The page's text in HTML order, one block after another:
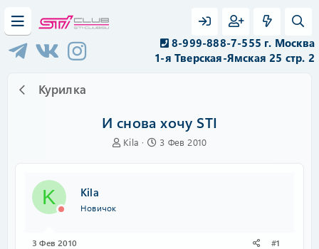
8-999-888-7-555 г. Москва
1-я Тверская-Ямская 25 стр. 2
Курилка
И снова хочу STI
А
Kila
Д
3 Фев 2010
K Kila
Новичок
3 Фев 2010 #1